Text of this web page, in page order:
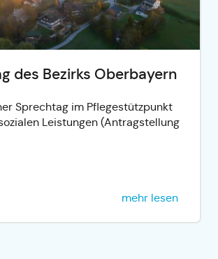
des Bezirks Oberbayern
Sprechtag im Pflegestützpunkt
Leistungen (Antragstellung
mehr lesen